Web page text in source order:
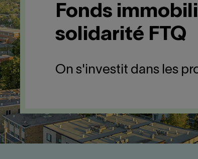
Fonds
solidarité FTQ
On s'investit dans les